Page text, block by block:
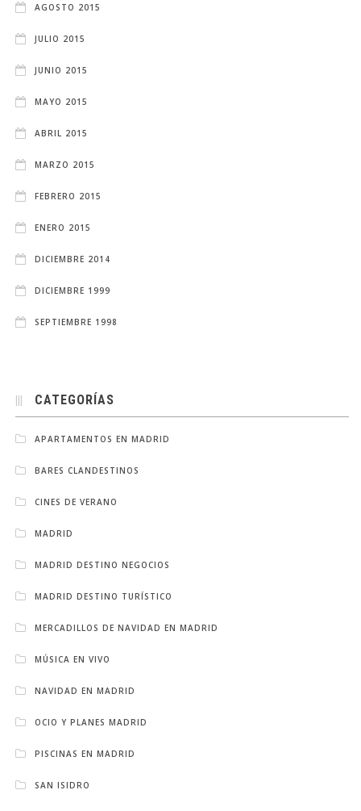
AGOSTO 2015
JULIO 2015
JUNIO 2015
MAYO 2015
ABRIL 2015
MARZO 2015
FEBRERO 2015
ENERO 2015
DICIEMBRE 2014
DICIEMBRE 1999
SEPTIEMBRE 1998
CATEGORÍAS
APARTAMENTOS EN MADRID
BARES CLANDESTINOS
CINES DE VERANO
MADRID
MADRID DESTINO NEGOCIOS
MADRID DESTINO TURÍSTICO
MERCADILLOS DE NAVIDAD EN MADRID
MÚSICA EN VIVO
NAVIDAD EN MADRID
OCIO Y PLANES MADRID
PISCINAS EN MADRID
SAN ISIDRO